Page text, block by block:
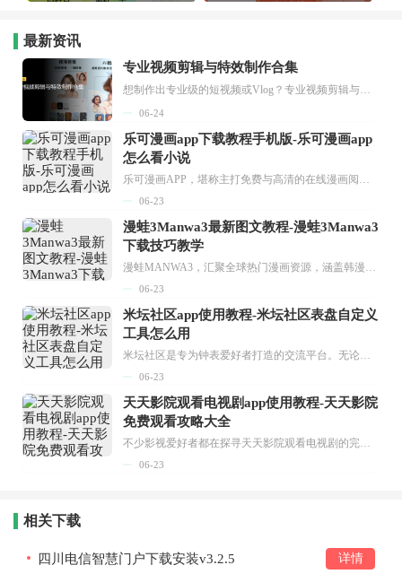
最新资讯
专业视频剪辑与特效制作合集
想制作出专业级的短视频或Vlog？专业视频剪辑与特效制作大全专题为你提供了从剪辑、抠像到特效包装的全套解决方案。无论是添加炫酷的片头、进行精准的视频抠图，还是制...
06-24
乐可漫画app下载教程手机版-乐可漫画app
怎么看小说
乐可漫画APP，堪称主打免费与高清的在线漫画阅读神器。其官方版提供海量完整版漫画资源，无论是国内漫画，还是日漫、韩漫、台漫、美漫等国外漫画，应有尽有，随时供你阅读。只需轻点一下，便能直接进入阅读界面。不仅如此，乐可漫画最新版本更新速度极快，在这里，你总能抢先看到全网一手漫画章节内容！...
06-23
漫蛙3Manwa3最新图文教程-漫蛙3Manwa3
下载技巧教学
漫蛙MANWA3，汇聚全球热门漫画资源，涵盖韩漫、欧美漫画、国漫等多种类型，题材丰富多样，全方位满足用户阅读喜好。它不仅是阅读平台，更是创作平台，为广大用户打造零门槛创作环境。...
06-23
米坛社区app使用教程-米坛社区表盘自定义
工具怎么用
米坛社区是专为钟表爱好者打造的交流平台。无论你是初涉钟表领域的普通爱好者，还是拥有多年收藏经验的资深玩家，都能在此找到属于自己的天地。 无需注册，就能轻松参与其中。通过专业的讨论论坛与丰富的交互功能，你可与世界各地的钟表爱好者畅快交流。若你钟情于钟表，米坛社区无疑是值得一试的理想之选。在这里，你能获取最新的手表资讯，交流见解，提升鉴赏品味，让每一块手表都成为收藏故事中重要的一部分。感兴趣的朋友，不要错过下载机会。...
06-23
天天影院观看电视剧app使用教程-天天影院
免费观看攻略大全
不少影视爱好者都在探寻天天影院观看电视剧的完整方法，结合最新平台使用规则，本篇新手入门攻略全面讲解观看渠道、检索流程、播放设置以及画面模式调整等实用内容。全文适配手机、电脑等主流设备，步骤简洁易懂，无论是初次使用的新手，还是想要优化观影体验的用户，都能参照内容快速上手，熟练掌握平台各项操作技巧，轻松畅享影视内容。...
06-23
相关下载
四川电信智慧门户下载安装v3.2.5 详情